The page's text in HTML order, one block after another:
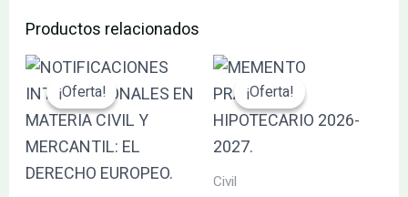
Productos relacionados
¡Oferta!
¡Oferta!
El
precio
original
era:
95.00€.
El
precio
actual
es:
90.25€.
¡Oferta!
¡Oferta!
Civil
El
precio
original
era:
El
actual
es: